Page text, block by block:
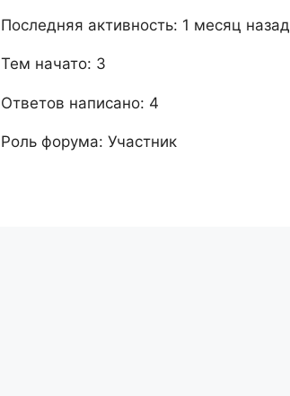
Последняя активность: 1 месяц назад
Тем начато: 3
Ответов написано: 4
Роль форума: Участник